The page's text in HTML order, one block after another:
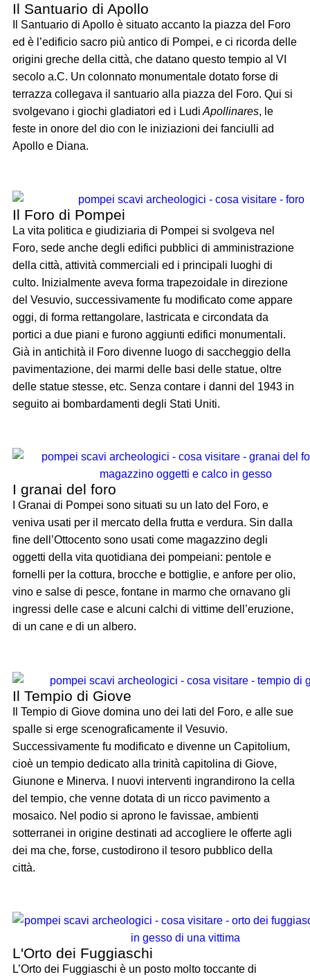
Il Santuario di Apollo
Il Santuario di Apollo è situato accanto la piazza del Foro
ed è l’edificio sacro più antico di Pompei, e ci ricorda delle
origini greche della città, che datano questo tempio al VI
secolo a.C. Un colonnato monumentale dotato forse di
terrazza collegava il santuario alla piazza del Foro. Qui si
svolgevano i giochi gladiatori ed i Ludi Apollinares, le
feste in onore del dio con le iniziazioni dei fanciulli ad
Apollo e Diana.
Il Foro di Pompei
La vita politica e giudiziaria di Pompei si svolgeva nel
Foro, sede anche degli edifici pubblici di amministrazione
della città, attività commerciali ed i principali luoghi di
culto. Inizialmente aveva forma trapezoidale in direzione
del Vesuvio, successivamente fu modificato come appare
oggi, di forma rettangolare, lastricata e circondata da
portici a due piani e furono aggiunti edifici monumentali.
Già in antichità il Foro divenne luogo di saccheggio della
pavimentazione, dei marmi delle basi delle statue, oltre
delle statue stesse, etc. Senza contare i danni del 1943 in
seguito ai bombardamenti degli Stati Uniti.
I granai del foro
I Granai di Pompei sono situati su un lato del Foro, e
veniva usati per il mercato della frutta e verdura. Sin dalla
fine dell’Ottocento sono usati come magazzino degli
oggetti della vita quotidiana dei pompeiani: pentole e
fornelli per la cottura, brocche e bottiglie, e anfore per olio,
vino e salse di pesce, fontane in marmo che ornavano gli
ingressi delle case e alcuni calchi di vittime dell’eruzione,
di un cane e di un albero.
Il Tempio di Giove
Il Tempio di Giove domina uno dei lati del Foro, e alle sue
spalle si erge scenograficamente il Vesuvio.
Successivamente fu modificato e divenne un Capitolium,
cioè un tempio dedicato alla trinità capitolina di Giove,
Giunone e Minerva. I nuovi interventi ingrandirono la cella
del tempio, che venne dotata di un ricco pavimento a
mosaico. Nel podio si aprono le favissae, ambienti
sotterranei in origine destinati ad accogliere le offerte agli
dei ma che, forse, custodirono il tesoro pubblico della
città.
L'Orto dei Fuggiaschi
L’Orto dei Fuggiaschi è un posto molto toccante di